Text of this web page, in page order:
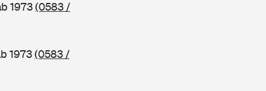
1973(0583 /
1973(0583 /